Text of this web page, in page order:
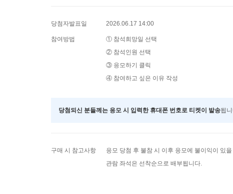
당첨자발표일 2026.06.17 14:00
참여방법
① 참석희망일 선택
② 참석인원 선택
③ 응모하기 클릭
④ 참여하고 싶은 이유 작성
당첨되신 분들께는 응모 시 입력한 휴대폰 번호로 티켓이 발송됩
구매 시 참고사항
응모 당첨 후 불참 시 이후 응모에 불이익이 있
관람 좌석은 선착순으로 배부됩니다.